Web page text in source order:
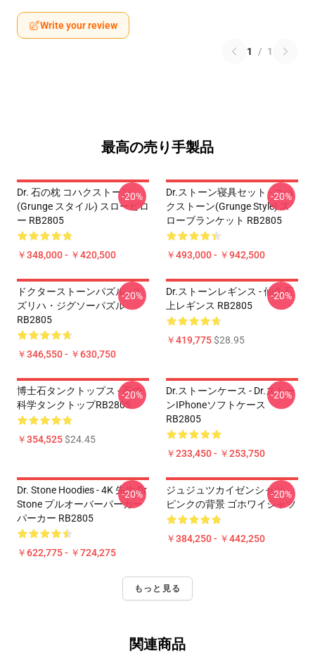
Write your review
1 / 1
最高の売り手製品
Dr. 石の枕 コハクストーン
(Grunge スタイル) スローピロ
ー RB2805
￥348,000 - ￥420,500
-20%
Dr.ストーン寝具セット - コハ
クストーン(Grunge Style) ス
ローブランケット RB2805
￥493,000 - ￥942,500
-20%
ドクターストーンパズル - ユ
ズリハ・ジグソーパズル
RB2805
￥346,550 - ￥630,750
-20%
Dr.ストーンレギンス - 仙久石
上レギンス RB2805
￥419,775$28.95
-20%
博士石タンクトップス - 石の
科学タンクトップRB2805
￥354,525$24.45
-20%
Dr.ストーンケース - Dr.ストー
ンiPhoneソフトケース
RB2805
￥233,450 - ￥253,750
-20%
Dr. Stone Hoodies - 4K 先生 Dr
Stone プルオーバーパーカー
パーカー RB2805
￥622,775 - ￥724,275
-20%
ジュジュツカイゼンシャツ -
ピンクの背景 ゴホワイシャツ
￥384,250 - ￥442,250
-20%
もっと見る
関連商品